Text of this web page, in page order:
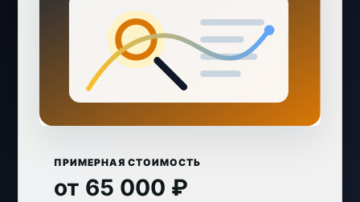
ПРИМЕРНАЯ СТОИМОСТЬ
от 65 000 ₽